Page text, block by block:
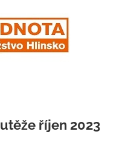
říjen 2023